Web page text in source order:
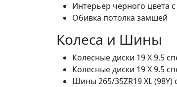
Интерьер черного цвета
Обивка потолка замшей
Колеса и Шины
Колесные диски 19 X 9.5
Колесные диски 19 X 9.5
Шины 265/35ZR19 XL (98Y)